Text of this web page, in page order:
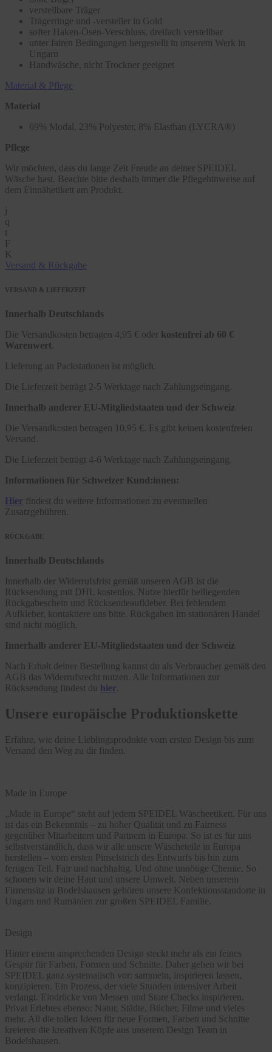
verstellbare Träger
Trägerringe und -versteller in Gold
softer Haken-Ösen-Verschluss, dreifach verstellbar
unter fairen Bedingungen hergestellt in unserem Werk in
Ungarn
Handwäsche, nicht Trockner geeignet
Material & Pflege
Material
69% Modal, 23% Polyester, 8% Elasthan (LYCRA®)
Pflege
Wir möchten, dass du lange Zeit Freude an deiner SPEIDEL
Wäsche hast. Beachte bitte deshalb immer die Pflegehinweise auf
dem Einnähetikett am Produkt.
j
q
t
F
K
Versand & Rückgabe
VERSAND & LIEFERZEIT
Innerhalb Deutschlands
Die Versandkosten betragen 4,95 € oder kostenfrei ab 60 €
Warenwert
Lieferung an Packstationen ist möglich.
Die Lieferzeit beträgt 2-5 Werktage nach Zahlungseingang.
Innerhalb anderer EU-Mitgliedstaaten und der Schweiz
Die Versandkosten betragen 10,95 €. Es gibt keinen kostenfreien
Versand.
Die Lieferzeit beträgt 4-6 Werktage nach Zahlungseingang.
Informationen für Schweizer Kund:innen:
Hier findest du weitere Informationen zu eventuellen
Zusatzgebühren.
RÜCKGABE
Innerhalb Deutschlands
Innerhalb der Widerrufsfrist gemäß unseren AGB ist die
Rücksendung mit DHL kostenlos. Nutze hierfür beiliegenden
Rückgabeschein und Rücksendeaufkleber. Bei fehlendem
Aufkleber, kontaktiere uns bitte. Rückgaben im stationären Handel
sind nicht möglich.
Innerhalb anderer EU-Mitgliedstaaten und der Schweiz
Nach Erhalt deiner Bestellung kannst du als Verbraucher gemäß den
AGB das Widerrufsrecht nutzen. Alle Informationen zur
Rücksendung findest du hier
Unsere europäische Produktionskette
Erfahre, wie deine Lieblingsprodukte vom ersten Design bis zum
Versand den Weg zu dir finden.
Made in Europe
„Made in Europe“ steht auf jedem SPEIDEL Wäscheetikett. Für uns
ist das ein Bekenntnis – zu hoher Qualität und zu Fairness
gegenüber Mitarbeitern und Partnern in Europa. So ist es für uns
selbstverständlich, dass wir alle unsere Wäscheteile in Europa
herstellen – vom ersten Pinselstrich des Entwurfs bis hin zum
fertigen Teil. Fair und nachhaltig. Und ohne unnötige Chemie. So
schonen wir deine Haut und unsere Umwelt. Neben unserem
Firmensitz in Bodelshausen gehören unsere Konfektionsstandorte in
Ungarn und Rumänien zur großen SPEIDEL Familie.
Design
Hinter einem ansprechenden Design steckt mehr als ein feines
Gespür für Farben, Formen und Schnitte. Daher gehen wir bei
SPEIDEL ganz systematisch vor: sammeln, inspirieren lassen,
konzipieren. Ein Prozess, der viele Stunden intensiver Arbeit
verlangt. Eindrücke von Messen und Store Checks inspirieren.
Privat Erlebtes ebenso: Natur, Städte, Bücher, Filme und vieles
mehr. All die tollen Ideen für neue Formen, Farben und Schnitte
kreieren die kreativen Köpfe aus unserem Design Team in
Bodelshausen.